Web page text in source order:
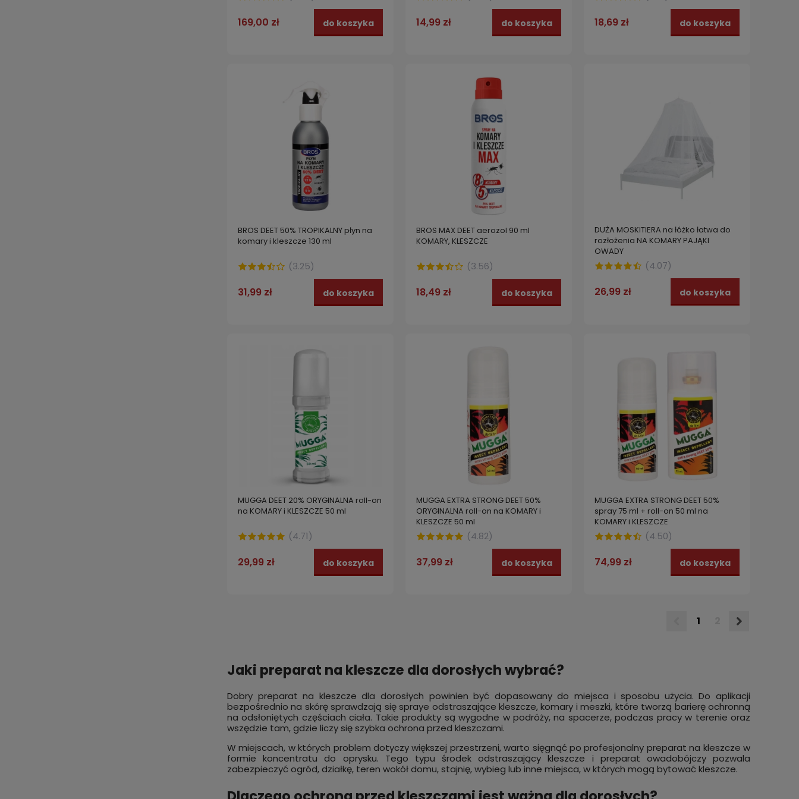
169,00 zł do koszyka 14,99 zł do koszyka 18,69 zł do koszyka
BROS DEET 50% TROPIKALNY płyn na
komary i kleszcze 130 ml
(3.25)
31,99 zł do koszyka
BROS MAX DEET aerozol 90 ml
KOMARY, KLESZCZE
(3.56)
18,49 zł do koszyka
DUŻA MOSKITIERA na łóżko łatwa do
rozłożenia NA KOMARY PAJĄKI
OWADY
(4.07)
26,99 zł do koszyka
MUGGA DEET 20% ORYGINALNA roll-on
na KOMARY i KLESZCZE 50 ml
(4.71)
29,99 zł do koszyka
MUGGA EXTRA STRONG DEET 50%
ORYGINALNA roll-on na KOMARY i
KLESZCZE 50 ml
(4.82)
37,99 zł do koszyka
MUGGA EXTRA STRONG DEET 50%
spray 75 ml + roll-on 50 ml na
KOMARY i KLESZCZE
(4.50)
74,99 zł do koszyka
1
Jaki preparat na kleszcze dla dorosłych wybrać?
Dobry preparat na kleszcze dla dorosłych powinien być dopasowany do miejsca i sposobu użycia. Do aplikacji
bezpośrednio na skórę sprawdzają się spraye odstraszające kleszcze, komary i meszki, które tworzą barierę ochronną
na odsłoniętych częściach ciała. Takie produkty są wygodne w podróży, na spacerze, podczas pracy w terenie oraz
wszędzie tam, gdzie liczy się szybka ochrona przed kleszczami.
W miejscach, w których problem dotyczy większej przestrzeni, warto sięgnąć po profesjonalny preparat na kleszcze w
formie koncentratu do oprysku. Tego typu środek odstraszający kleszcze i preparat owadobójczy pozwala
zabezpieczyć ogród, działkę, teren wokół domu, stajnię, wybieg lub inne miejsca, w których mogą bytować kleszcze.